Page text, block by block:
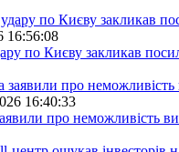
16:56:08
по Києву закликав
16:40:33
про неможливість